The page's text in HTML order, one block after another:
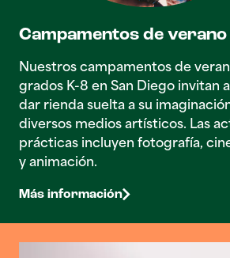
Campamentos de verano
Nuestros campamentos de
grados K-8 en San Diego invitan
dar rienda suelta a su
diversos medios artísticos. Las
prácticas incluyen fotografía,
y animación.
Más información